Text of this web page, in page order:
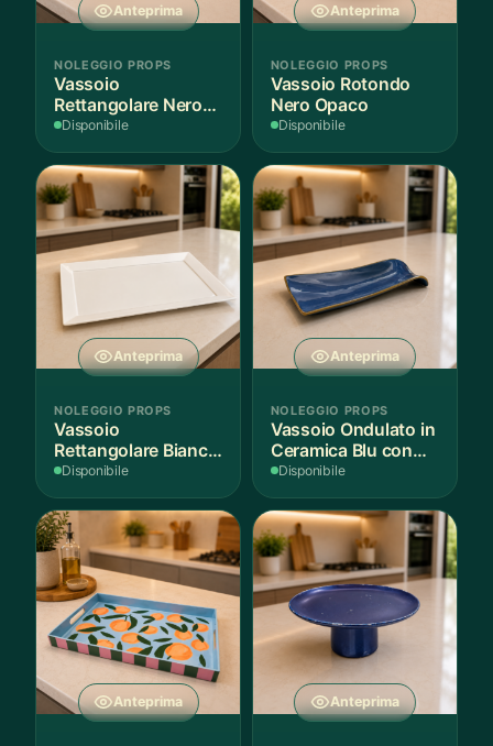
Anteprima
NOLEGGIO PROPS
Vassoio
Rettangolare Nero
Opaco
Disponibile
Anteprima
NOLEGGIO PROPS
Vassoio Rotondo
Nero Opaco
Disponibile
Anteprima
NOLEGGIO PROPS
Vassoio
Rettangolare Bianco
per Scenografie
Disponibile
Anteprima
NOLEGGIO PROPS
Vassoio Ondulato in
Ceramica Blu con
Bordo Dorato
Disponibile
Anteprima Anteprima